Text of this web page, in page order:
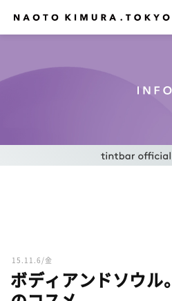
15.11.6/金
ボディアンドソウル